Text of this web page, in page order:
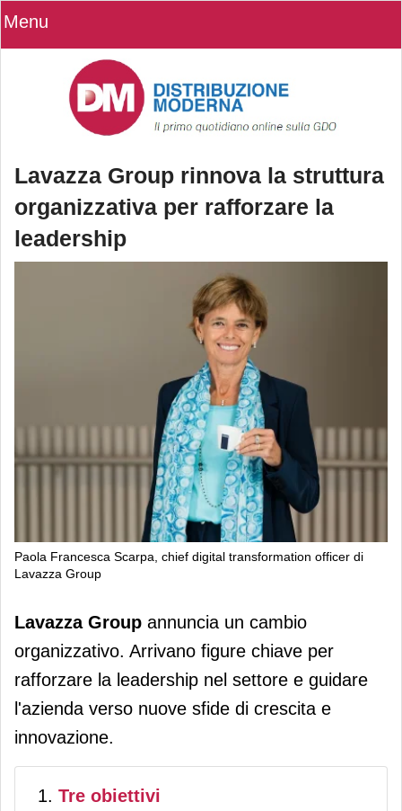
Menu
Lavazza Group rinnova la struttura
organizzativa per rafforzare la
leadership
Paola Francesca Scarpa, chief digital transformation officer di
Lavazza Group
Lavazza Group rinnova la struttura
organizzativa per rafforzare la
leadership
Lavazza Group annuncia un cambio
organizzativo. Arrivano figure chiave per
rafforzare la leadership nel settore e guidare
l'azienda verso nuove sfide di crescita e
innovazione.
Tre obiettivi